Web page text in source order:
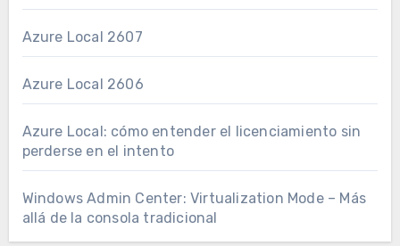
Azure Local 2607
Azure Local 2606
Azure Local: cómo entender el licenciamiento sin
perderse en el intento
Windows Admin Center: Virtualization Mode – Más
allá de la consola tradicional